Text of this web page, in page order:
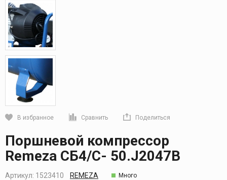
В избранное Сравнить Поделиться
Кликните, чтобы скопировать прямую ссылку
Поршневой компрессор
Remeza СБ4/С- 50.J2047B
Артикул: 1523410 REMEZA Много